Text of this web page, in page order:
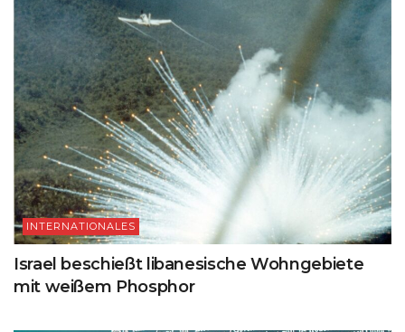
INTERNATIONALES
Israel beschießt libanesische Wohngebiete
mit weißem Phosphor